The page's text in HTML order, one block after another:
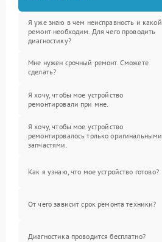
Я уже знаю в чем неисправность и какой
ремонт необходим. Для чего проводить
диагностику?
Мне нужен срочный ремонт. Сможете
сделать?
Я хочу, чтобы мое устройство
ремонтировали при мне.
Я хочу, чтобы мое устройство
ремонтировалось только оригинальными
запчастями.
Как я узнаю, что мое устройство готово?
От чего зависит срок ремонта техники?
Диагностика проводится бесплатно?